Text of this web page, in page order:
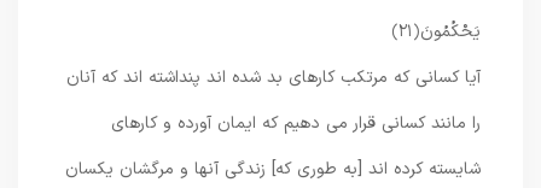
يَحْكُمُونَ﴿۲۱﴾
آيا كسانى كه مرتكب كارهاى بد شده‏ اند پنداشته‏ اند كه آنان
را مانند كسانى قرار مى‏ دهيم كه ايمان آورده و كارهاى
شايسته كرده‏ اند [به طورى كه] زندگى آنها و مرگشان يكسان